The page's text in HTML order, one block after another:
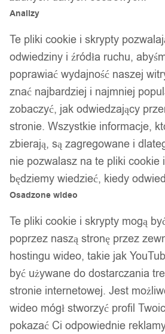
Analizy
Te pliki cookie i skrypty
odwiedziny i źródła ruchu,
poprawiać wydajność naszej
znać najbardziej i najmniej
zobaczyć, jak odwiedzający
stronie. Wszystkie informacje,
zbierają, są zagregowane i
nie pozwalasz na te pliki cookie
będziemy wiedzieć, kiedy
Osadzone wideo
Te pliki cookie i skrypty mogą
poprzez naszą stronę przez
hostingu wideo, takie jak
być używane do dostarczania
stronie internetowej. Jest
wideo mógł stworzyć profil
pokazać Ci odpowiednie